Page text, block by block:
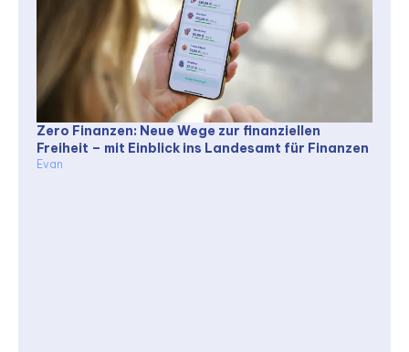
Zero Finanzen: Neue Wege zur finanziellen
Freiheit – mit Einblick ins Landesamt für Finanzen
Evan